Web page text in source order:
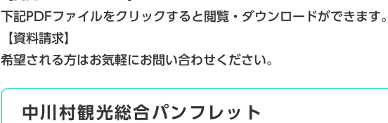
下記PDFファイルをクリックすると閲覧・ダウンロードができます。
【資料請求】
希望される方はお気軽にお問い合わせください。
中川村観光総合パンフレット